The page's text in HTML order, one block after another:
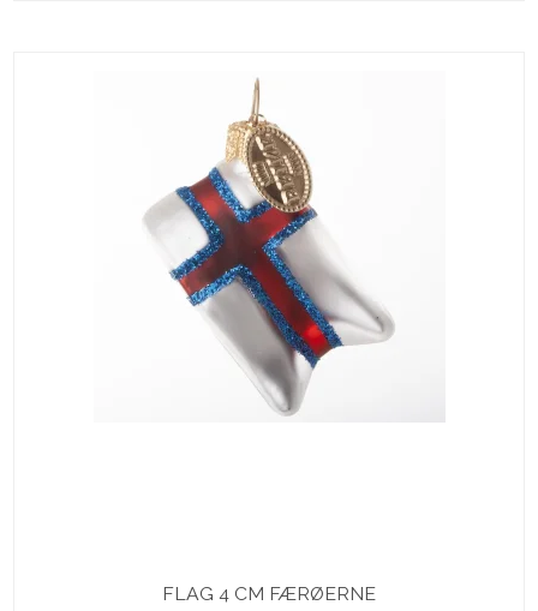
FLAG 4 CM FÆRØERNE